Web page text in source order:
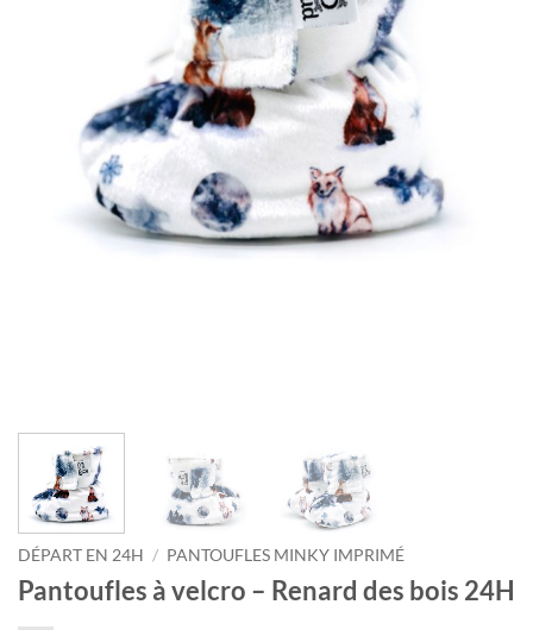
DÉPART EN 24H / PANTOUFLES MINKY IMPRIMÉ
Pantoufles à velcro – Renard des bois 24H